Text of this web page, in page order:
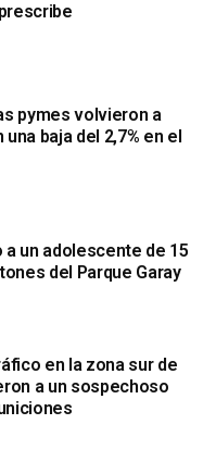
pymes volvieron a
baja del 2,7% en el
a un adolescente de 15
del Parque Garay
en la zona sur de
a un sospechoso